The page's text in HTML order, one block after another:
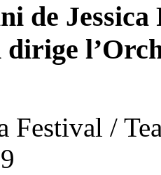
de
dirige
Festival /